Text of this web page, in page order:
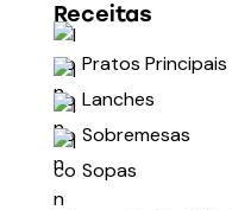
Receitas
Pratos Principais
Lanches
Sobremesas
Sopas